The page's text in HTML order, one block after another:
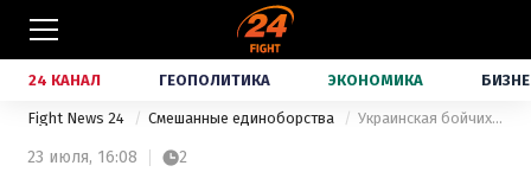
24 КАНАЛ ГЕОПОЛИТИКА ЭКОНОМИКА
Fight News 24 Смешанные единоборства Украинская бойчиха ММА откровенно поделилась воспоминаниями о начале войны в Украине
23 июля, 16:08 2